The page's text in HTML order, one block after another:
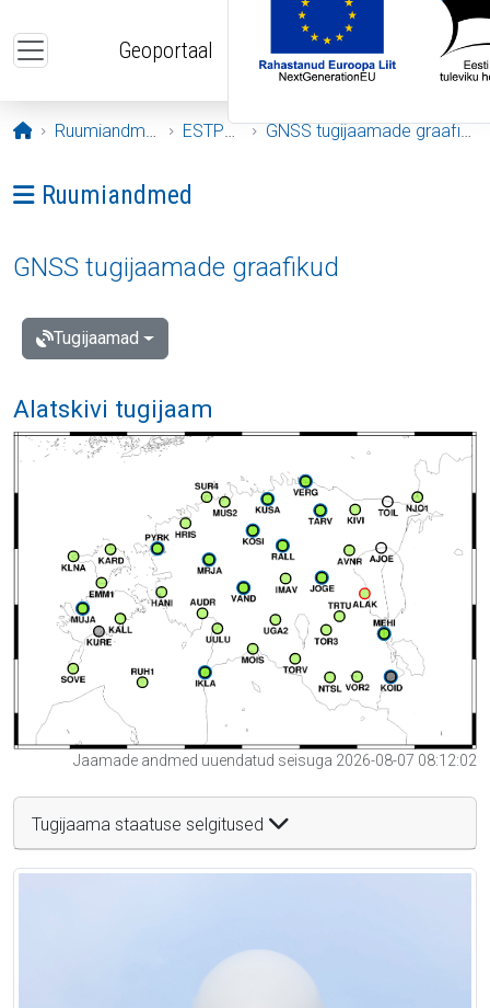
Geoportaal
Avaleht
Ruumiandmed ESTPOS GNSS tugijaamade graafikud
Ava menüü: Ruumiandmed
Ruumiandmed
GNSS tugijaamade graafikud
Tugijaamad
Alatskivi tugijaam
Jaamade andmed uuendatud seisuga 2026-08-07 08:12:02
Tugijaama staatuse selgitused